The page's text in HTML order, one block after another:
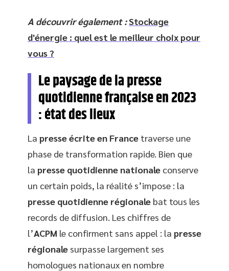
A découvrir également : Stockage
d'énergie : quel est le meilleur choix pour
vous ?
Le paysage de la presse
quotidienne française en 2023
: état des lieux
La presse écrite en France traverse une
phase de transformation rapide. Bien que
la presse quotidienne nationale conserve
un certain poids, la réalité s’impose : la
presse quotidienne régionale bat tous les
records de diffusion. Les chiffres de
l’ACPM le confirment sans appel : la presse
régionale surpasse largement ses
homologues nationaux en nombre